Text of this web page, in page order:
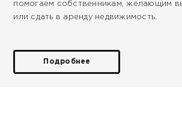
помогаем собственникам, желающим
или сдать в аренду недвижимость.
Подробнее